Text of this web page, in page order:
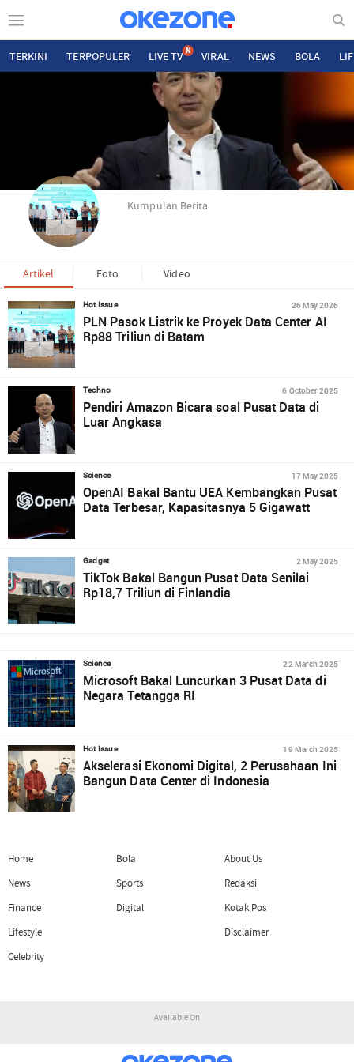
TERKINI TERPOPULER LIVE TV N VIRAL NEWS BOLA
Kumpulan Berita
Artikel Foto Video
Hot Issue 26 May 2026
PLN Pasok Listrik ke Proyek Data Center AI
Rp88 Triliun di Batam
Techno 6 October 2025
Pendiri Amazon Bicara soal Pusat Data di
Luar Angkasa
Science 17 May 2025
OpenAI Bakal Bantu UEA Kembangkan Pusat
Data Terbesar, Kapasitasnya 5 Gigawatt
Gadget 2 May 2025
TikTok Bakal Bangun Pusat Data Senilai
Rp18,7 Triliun di Finlandia
Science 22 March 2025
Microsoft Bakal Luncurkan 3 Pusat Data di
Negara Tetangga RI
Hot Issue 19 March 2025
Akselerasi Ekonomi Digital, 2 Perusahaan Ini
Bangun Data Center di Indonesia
Home
News
Finance
Lifestyle
Celebrity
Bola
Sports
Digital
About Us
Redaksi
Kotak Pos
Disclaimer
Available On